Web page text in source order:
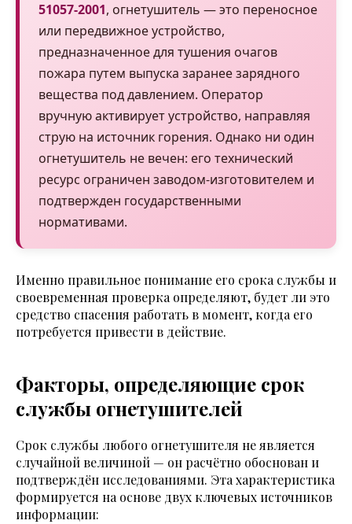
51057-2001, огнетушитель — это переносное
или передвижное устройство,
предназначенное для тушения очагов
пожара путем выпуска заранее зарядного
вещества под давлением. Оператор
вручную активирует устройство, направляя
струю на источник горения. Однако ни один
огнетушитель не вечен: его технический
ресурс ограничен заводом-изготовителем и
подтвержден государственными
нормативами.
Именно правильное понимание его срока службы и
своевременная проверка определяют, будет ли это
средство спасения работать в момент, когда его
потребуется привести в действие.
Факторы, определяющие срок
службы огнетушителей
Срок службы любого огнетушителя не является
случайной величиной — он расчётно обоснован и
подтверждён исследованиями. Эта характеристика
формируется на основе двух ключевых источников
информации: